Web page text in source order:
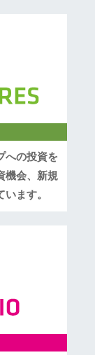
への投資を
機会、新規
ます。